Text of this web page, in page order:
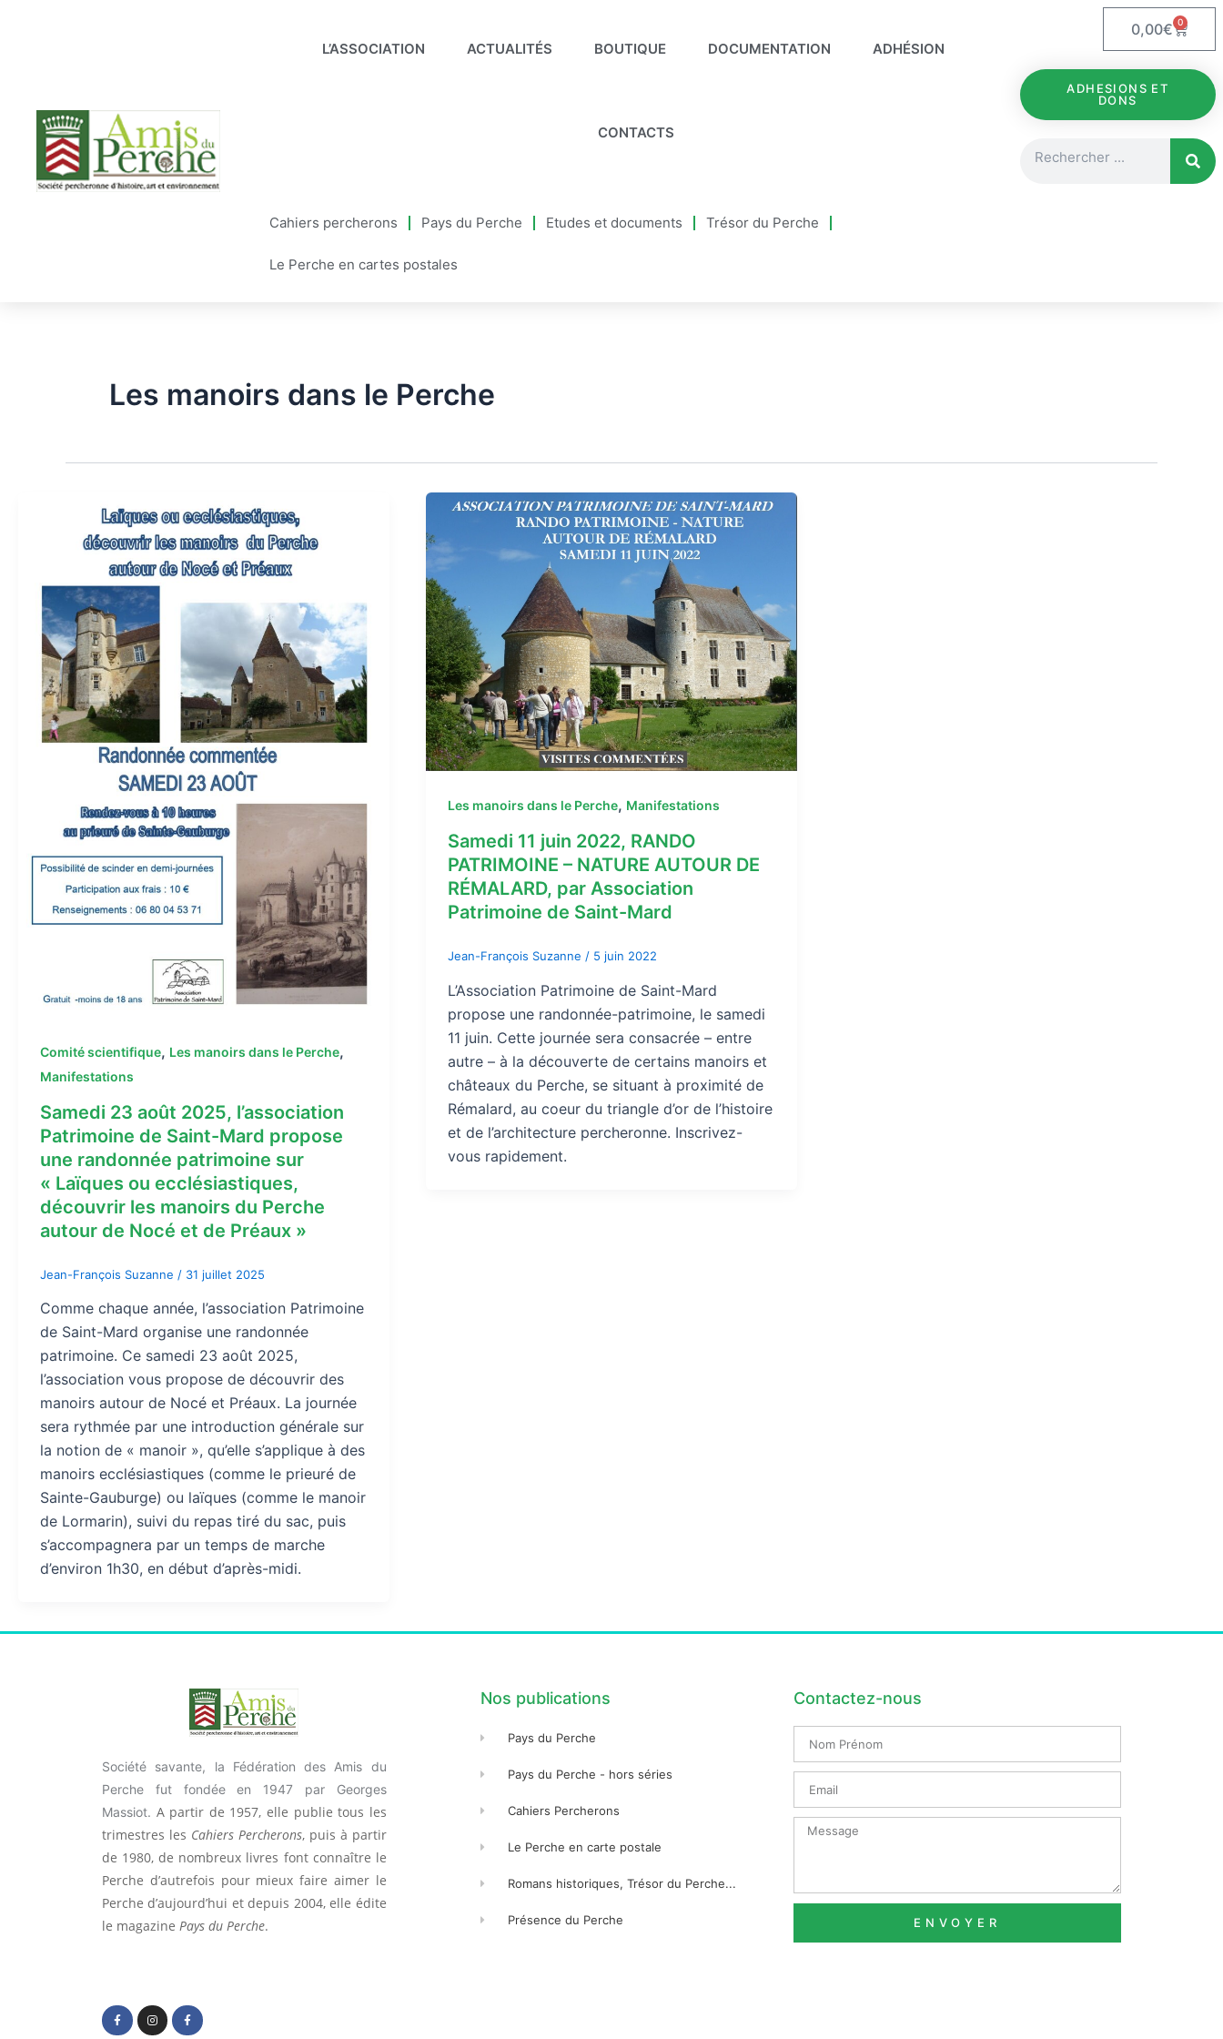
L’ASSOCIATION ACTUALITÉS BOUTIQUE DOCUMENTATION ADHÉSION
CONTACTS
Cahiers percherons Pays du Perche Etudes et documents Trésor du Perche
Le Perche en cartes postales
0,00€ 0
ADHESIONS ET
DONS
Les manoirs dans le Perche
Comité scientifique, Les manoirs dans le Perche,
Manifestations
Samedi 23 août 2025, l’association
Patrimoine de Saint-Mard propose
une randonnée patrimoine sur
« Laïques ou ecclésiastiques,
découvrir les manoirs du Perche
autour de Nocé et de Préaux »
Jean-François Suzanne / 31 juillet 2025
Comme chaque année, l’association Patrimoine
de Saint-Mard organise une randonnée
patrimoine. Ce samedi 23 août 2025,
l’association vous propose de découvrir des
manoirs autour de Nocé et Préaux. La journée
sera rythmée par une introduction générale sur
la notion de « manoir », qu’elle s’applique à des
manoirs ecclésiastiques (comme le prieuré de
Sainte-Gauburge) ou laïques (comme le manoir
de Lormarin), suivi du repas tiré du sac, puis
s’accompagnera par un temps de marche
d’environ 1h30, en début d’après-midi.
Les manoirs dans le Perche, Manifestations
Samedi 11 juin 2022, RANDO
PATRIMOINE – NATURE AUTOUR DE
RÉMALARD, par Association
Patrimoine de Saint-Mard
Jean-François Suzanne / 5 juin 2022
L’Association Patrimoine de Saint-Mard
propose une randonnée-patrimoine, le samedi
11 juin. Cette journée sera consacrée – entre
autre – à la découverte de certains manoirs et
châteaux du Perche, se situant à proximité de
Rémalard, au coeur du triangle d’or de l’histoire
et de l’architecture percheronne. Inscrivez-
vous rapidement.
Société savante, la Fédération des Amis du
Perche fut fondée en 1947 par Georges
Massiot. A partir de 1957, elle publie tous les
trimestres les Cahiers Percherons, puis à partir
de 1980, de nombreux livres font connaître le
Perche d’autrefois pour mieux faire aimer le
Perche d’aujourd’hui et depuis 2004, elle édite
le magazine Pays du Perche.
c
e
b
s
t
a
c
e
b
Nos publications
Pays du Perche
Pays du Perche - hors séries
Cahiers Percherons
Le Perche en carte postale
Romans historiques, Trésor du Perche...
Présence du Perche
Contactez-nous
Prénom
Message
ENVOYER